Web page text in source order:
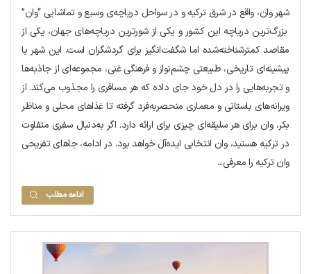
شهر وان، واقع در شرق ترکیه و در سواحل دریاچه‌ی وسیع و تماشایی “وان”
بزرگ‌ترین دریاچه این کشور و یکی از شورترین دریاچه‌های جهان، یکی از
مقاصد کمترشناخته‌شده اما شگفت‌انگیز برای گردشگران است. این شهر با
پیشینه‌ای تاریخی، طبیعتی چشم‌نواز و فرهنگی غنی، مجموعه‌ای از جاذبه‌ها
و تجربه‌هایی را در دل خود جای داده که هر مسافری را مجذوب می‌کند. از
ویرانه‌های باستانی و معماری منحصربه‌فرد گرفته تا غذاهای محلی و مناظر
بکر، وان برای هر سلیقه‌ای چیزی برای ارائه دارد. اگر به‌دنبال سفری متفاوت
در ترکیه هستید، وان انتخابی ایده‌آل خواهد بود. در ادامه، جاهای تفریحی
وان ترکیه را معرفی...
ادامه مطلب